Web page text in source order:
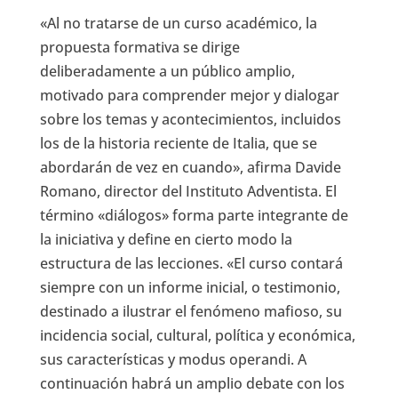
«Al no tratarse de un curso académico, la
propuesta formativa se dirige
deliberadamente a un público amplio,
motivado para comprender mejor y dialogar
sobre los temas y acontecimientos, incluidos
los de la historia reciente de Italia, que se
abordarán de vez en cuando», afirma Davide
Romano, director del Instituto Adventista. El
término «diálogos» forma parte integrante de
la iniciativa y define en cierto modo la
estructura de las lecciones. «El curso contará
siempre con un informe inicial, o testimonio,
destinado a ilustrar el fenómeno mafioso, su
incidencia social, cultural, política y económica,
sus características y modus operandi. A
continuación habrá un amplio debate con los